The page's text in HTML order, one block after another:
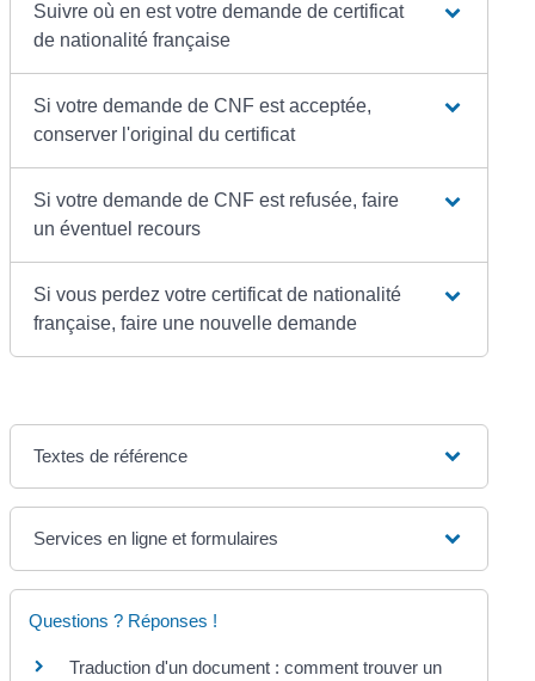
Suivre où en est votre demande de certificat
de nationalité française
Si votre demande de CNF est acceptée,
conserver l'original du certificat
Si votre demande de CNF est refusée, faire
un éventuel recours
Si vous perdez votre certificat de nationalité
française, faire une nouvelle demande
Textes de référence
Services en ligne et formulaires
Questions ? Réponses !
Traduction d'un document : comment trouver un